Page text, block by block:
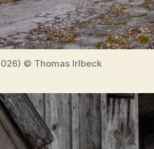
© Thomas Irlbeck